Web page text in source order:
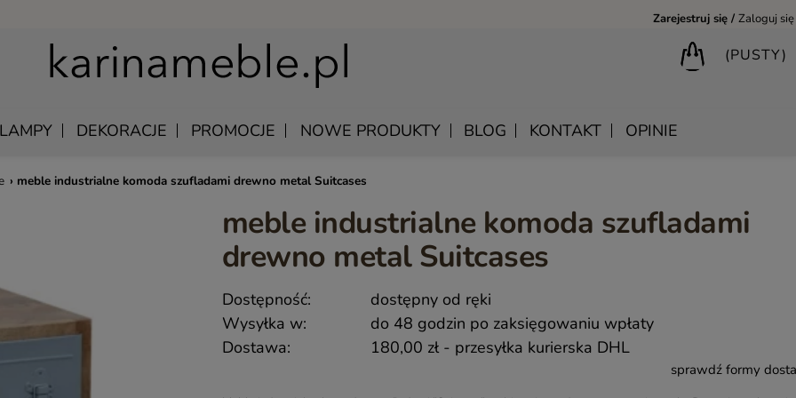
Zarejestruj się Zaloguj się
(PUSTY)
ŁÓŻKA DREWNIANE
SZAFKI NOCNE DREWNIANE
SZAFY DREWNIANE
BIURKA DREWNIANE
BIBLIOTECZKI DREWNIANE
LUSTRA DREWNIANE
MANGO – MEBLE Z LITEGO DREWNA NATURALNE
MEBLE Z PALISANDRU INDYJSKIEGO
MEBLE INDYJSKIE Z AKACJI
QUEEN – KLASYCZNE MEBLE DREWNIANE
MEBLE RUSTYKALNE DREWNIANE
SHANTI – DREWNIANE MEBLE RZEŹBIONE
MANDALA – INDYJSKIE MEBLE RZEŹBIONE
MEBLE BOHO SKANDYNAWSKIE – DREWNIANE
MONSOON – MEBLE RZEŹBIONE BOHO NOWOCZESNE
SAHARA – MEBLE VINTAGE LOFT
SAFFRON – MEBLE INDYJSKIE I ORIENTALNE
LAMPY DEKORACJE PROMOCJE NOWE PRODUKTY BLOG KONTAKT OPINIE
› meble industrialne komoda szufladami drewno metal Suitcases
meble industrialne komoda szufladami
drewno metal Suitcases
Dostępność:
dostępny od ręki
Wysyłka w:
do 48 godzin po zaksięgowaniu wpłaty
Dostawa:
180,00 zł - przesyłka kurierska DHL
sprawdź formy